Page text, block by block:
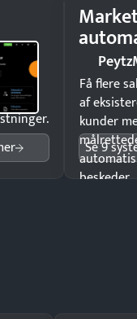
7 til
Få flere
af
kunder
beskeder.
Se 9